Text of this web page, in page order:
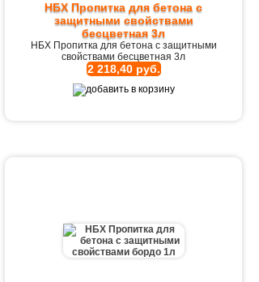
НБХ Пропитка для бетона с
защитными свойствами
бесцветная 3л
НБХ Пропитка для бетона с защитными
свойствами бесцветная 3л
2 218,40 руб.